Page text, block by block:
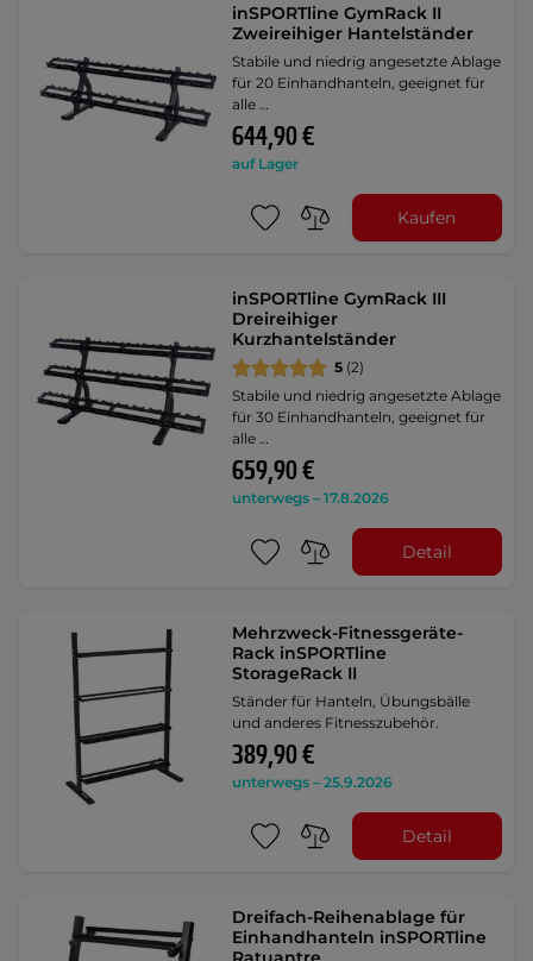
inSPORTline GymRack II
Zweireihiger Hantelständer
Stabile und niedrig angesetzte Ablage
für 20 Einhandhanteln, geeignet für
alle …
644,90 €
auf Lager
Kaufen
inSPORTline GymRack III
Dreireihiger
Kurzhantelständer
5 (2)
Stabile und niedrig angesetzte Ablage
für 30 Einhandhanteln, geeignet für
alle …
659,90 €
unterwegs – 17.8.2026
Detail
Mehrzweck-Fitnessgeräte-
Rack inSPORTline
StorageRack II
Ständer für Hanteln, Übungsbälle
und anderes Fitnesszubehör.
389,90 €
unterwegs – 25.9.2026
Detail
Dreifach-Reihenablage für
Einhandhanteln inSPORTline